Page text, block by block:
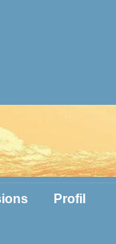
Profil